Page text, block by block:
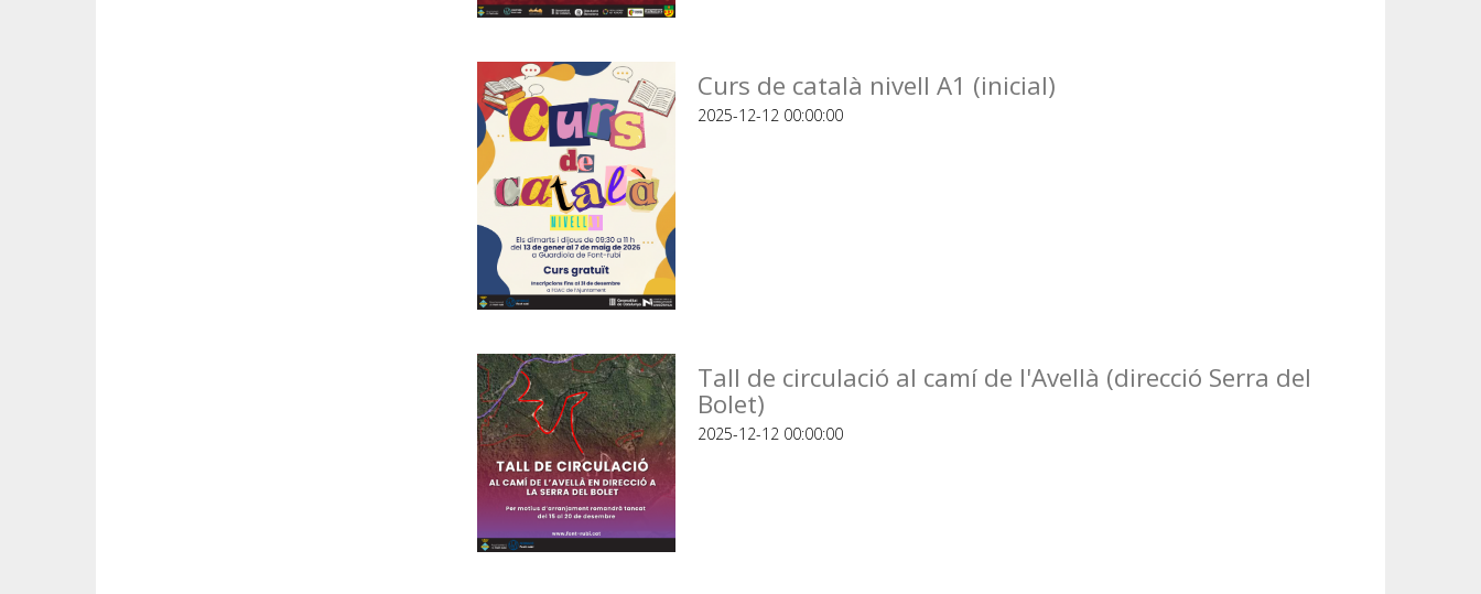
Curs de català nivell A1 (inicial)
2025-12-12 00:00:00
Tall de circulació al camí de l'Avellà (direcció Serra del
Bolet)
2025-12-12 00:00:00